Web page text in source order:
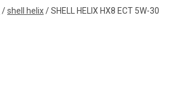
/shell helix/SHELL HELIX HX8 ECT 5W-30